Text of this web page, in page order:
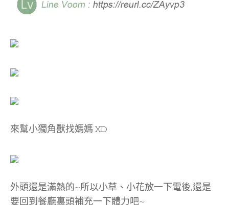
來幫小獨角獸找媽媽 XD
外頭還是滿熱的~所以小草、小花放一下電後,還是
要回到餐廳裏頭補充一下體力吧~